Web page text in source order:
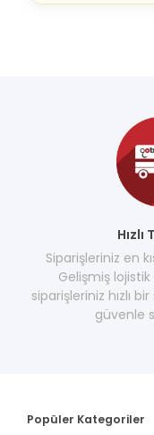
Siparişleriniz en
Gelişmiş lojistik
siparişleriniz hızlı
güvenle
Popüler Kategoriler